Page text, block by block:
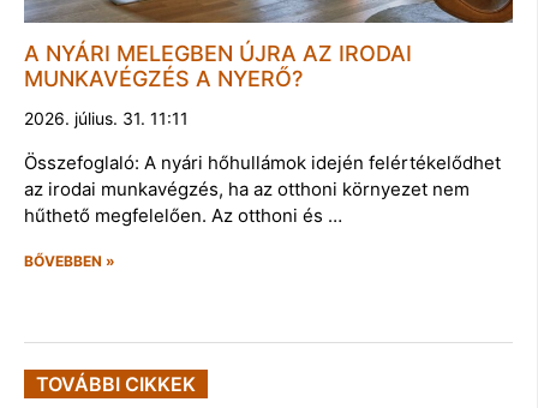
A NYÁRI MELEGBEN ÚJRA AZ IRODAI
MUNKAVÉGZÉS A NYERŐ?
2026. július. 31. 11:11
Összefoglaló: A nyári hőhullámok idején felértékelődhet
az irodai munkavégzés, ha az otthoni környezet nem
hűthető megfelelően. Az otthoni és …
BŐVEBBEN »
TOVÁBBI CIKKEK